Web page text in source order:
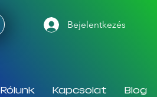
Bejelentkezés
Rólunk Kapcsolat Blog